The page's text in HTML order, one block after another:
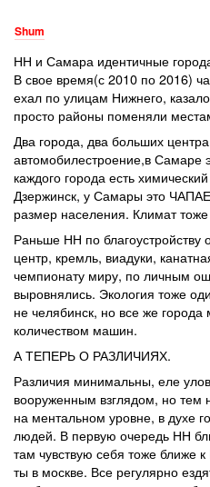
Shum
НН и Самара идентичные
В свое время(с 2010 по 2016)
ехал по улицам Нижнего,
просто районы поменяли
Два города, два больших
автомобилестроение,в Самаре
каждого города есть
Дзержинск, у Самары это
размер населения. Климат
Раньше НН по
центр, кремль, виадуки,
чемпионату миру, по личным
выровнялись. Экология тоже
не челябинск, но все же
количеством машин.
А ТЕПЕРЬ О РАЗЛИЧИЯХ.
Различия минимальны, еле
вооруженным взглядом, но тем
на ментальном уровне, в духе
людей. В первую очередь НН
там чувствую себя тоже ближе
ты в москве. Все регулярно